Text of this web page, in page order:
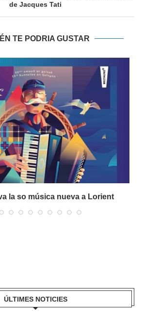
de Jacques Tati
TE PODRIA GUSTAR
la so música nueva a Lorient
ÚLTIMES NOTICIES